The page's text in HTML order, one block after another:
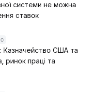
системи не можна
ставок
США та
ринок праці та